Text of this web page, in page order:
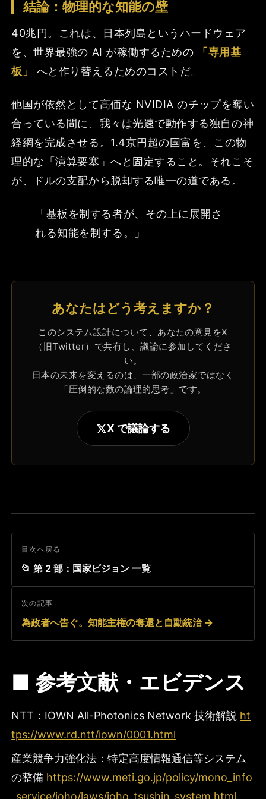
結論：物理的な知能の壁
40兆円。これは、日本列島というハードウェア
を、世界最強の AI が稼働するための
「専用基
板」
へと作り替えるためのコストだ。
他国が依然として高価な NVIDIA のチップを奪い
合っている間に、我々は光速で動作する独自の神
経網を完成させる。1.4京円超の国富を、この物
理的な「演算要塞」へと固定すること。それこそ
が、ドルの支配から脱却する唯一の道である。
「基板を制する者が、その上に展開さ
れる知能を制する。」
あなたはどう考えますか？
このシステム設計について、あなたの意見をX
（旧Twitter）で共有し、議論に参加してくださ
い。
日本の未来を変えるのは、一部の政治家ではなく
「圧倒的な数の論理的思考」です。
X で議論する
目次へ戻る
📂 第 2 部：国家ビジョン 一覧
次の記事
為政者へ告ぐ。知能主権の奪還と自動統治 →
■ 参考文献・エビデンス
NTT：IOWN All-Photonics Network 技術解説 ht
tps://www.rd.ntt/iown/0001.html
産業競争力強化法：特定高度情報通信等システム
の整備 https://www.meti.go.jp/policy/mono_info
_service/joho/laws/joho_tsushin_system.html